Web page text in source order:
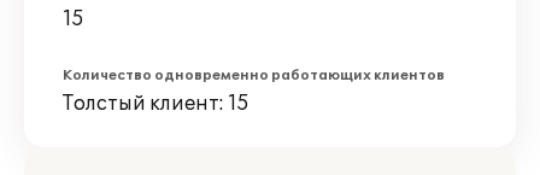
15
Количество одновременно работающих клиентов
Толстый клиент: 15